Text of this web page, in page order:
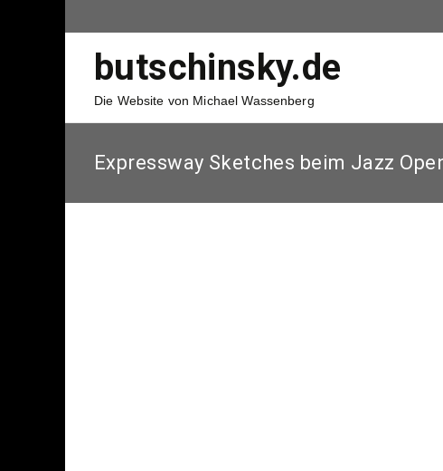
butschinsky.de
Die Website von Michael Wassenberg
Expressway Sketches beim Jazz